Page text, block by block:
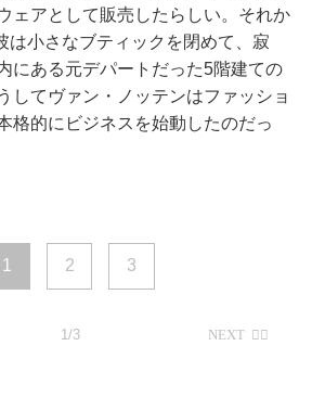
ェアとして販売したらしい。それか
は小さなブティックを閉めて、寂
にある元デパートだった5階建ての
してヴァン・ノッテンはファッショ
格的にビジネスを始動したのだっ
1 2 3
1/3